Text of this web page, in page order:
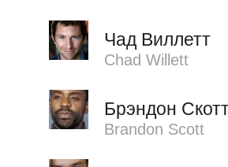
Чад Виллетт
Chad Willett
Брэндон
Brandon Scott